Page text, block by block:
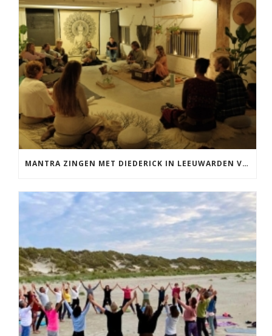
MANTRA ZINGEN MET DIEDERICK IN LEEUWARDEN VRIJDAG 12 JUNI KIRTAN